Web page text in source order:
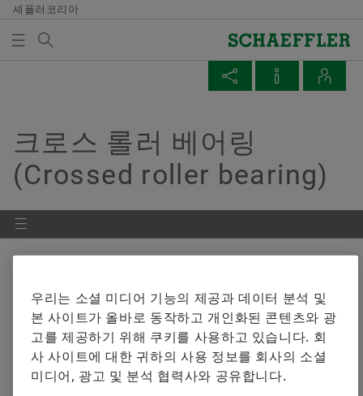
셰플러코리아
구매 및 공급업체 관리
계약 조건
Digital collaboration
물류
Sustainability
품질
공급업체 프로그램
판매
판매 파트너
판매 회사
판매 및 배송 조건
그룹
윤리 강령
Vehicle Lifetime Solutions
승용차
경상용차
대형 상용차
트랙터
서비스
BEARINGS & INDUSTRIAL SOLUTIONS
Bearings & Industrial Solutions
제품 포트폴리오
산업 솔루션
Lifetime Solutions
제품 카탈로그 medias
X-life
교육
자기 개발
개발 기회
셰플러 아카데미
기입항목
채용공고
미디어 라이브러리
언론 매체
비디오
발행물
앱
날짜와 이벤트
제목: 셰플러 파트너 EcoMatche, 지속가능한 보상을
Facebook
Rolling bearings
내 지역의 공인 대리점
서비스와 유지보수
미디어 장바구니에 품목이 없습니다. 새 엘리먼트 버튼
을 추가할 때 사용:
매체 수집
20개입니다. 무료 구입한 재료를 판매하는 것
은 허용되지 않습니다.
크로스 롤러 베어링
(Crossed roller bearing)
우리는 소셜 미디어 기능의 제공과 데이터 분석 및
본 사이트가 올바로 동작하고 개인화된 콘텐츠와 광
고를 제공하기 위해 쿠키를 사용하고 있습니다. 회
사 사이트에 대한 귀하의 사용 정보를 회사의 소셜
미디어, 광고 및 분석 협력사와 공유합니다.